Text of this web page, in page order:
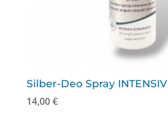
Silber-Deo Spray INTENSIV
14,00€